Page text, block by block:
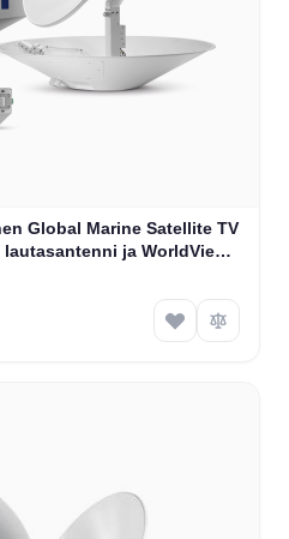
Global Marine Satellite TV
lautasantenni ja WorldView